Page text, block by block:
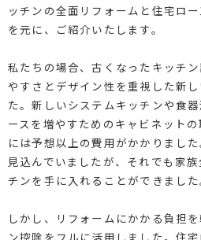
ッチンの全面リフォームと住宅ロ
を元に、ご紹介いたします。
私たちの場合、古くなったキッチ
やすさとデザイン性を重視した新
た。新しいシステムキッチンや食
ースを増やすためのキャビネット
には予想以上の費用がかかりまし
見込んでいましたが、それでも家
チンを手に入れることができました
しかし、リフォームにかかる負担
ン控除をフルに活用しました。住